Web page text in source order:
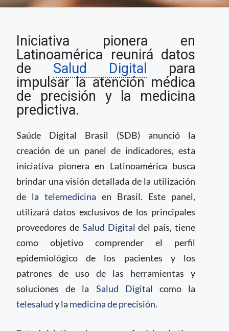
desarrolla panel de
indicadores para
avanzar en medicina
predictiva
Iniciativa pionera en
Latinoamérica reunirá datos
de Salud Digital
para
impulsar la atención médica
de precisión y la medicina
predictiva.
Saúde Digital Brasil (SDB) anunció la
creación de un panel de indicadores, esta
iniciativa pionera en Latinoamérica busca
brindar una visión detallada de la utilización
de la telemedicina en Brasil. Este panel,
utilizará datos exclusivos de los principales
proveedores de Salud Digital del país, tiene
como objetivo comprender el perfil
epidemiológico de los pacientes y los
patrones de uso de las herramientas y
soluciones de la Salud Digital como la
telesaludy la medicina de precisión.